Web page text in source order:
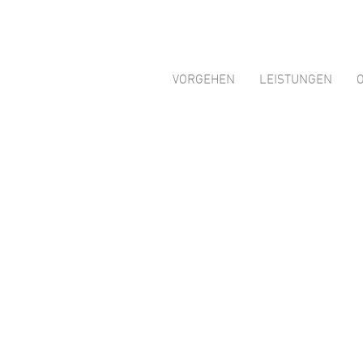
VORGEHEN LEISTUNGEN